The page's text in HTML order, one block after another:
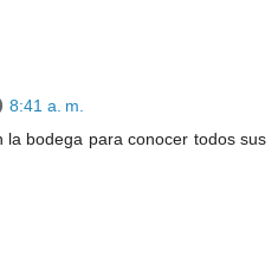
8:41 a. m.
la bodega para conocer todos sus